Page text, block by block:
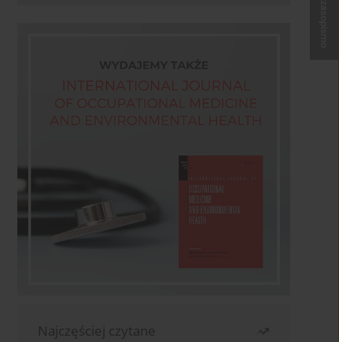
Najczęściej czytane